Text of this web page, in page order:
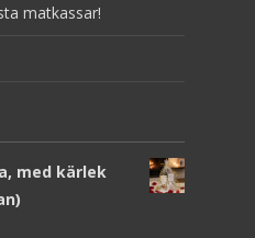
matkassar!
med kärlek